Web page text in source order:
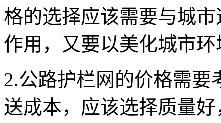
格的选择应该需要与城
作用，又要以美化城市环
2.公路护栏网的价格需
送成本，应该选择质量